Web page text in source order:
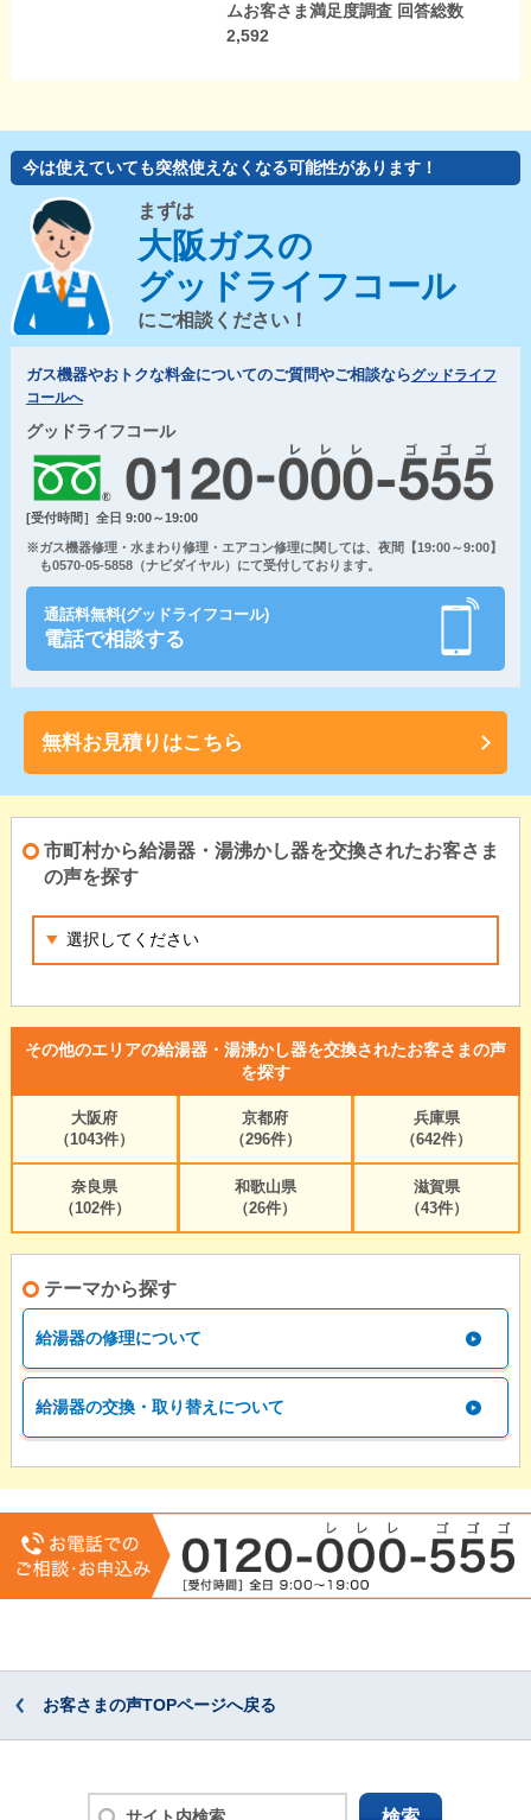
ムお客さま満足度調査 回答総数
2,592
今は使えていても突然使えなくなる可能性があります！
まずは
大阪ガスの
グッドライフコール
にご相談ください！
ガス機器やおトクな料金についてのご質問やご相談ならグッドライフ
コールへ
グッドライフコール
[受付時間］全日 9:00～19:00
※ガス機器修理・水まわり修理・エアコン修理に関しては、夜間【19:00～9:00】
も0570-05-5858（ナビダイヤル）にて受付しております。
通話料無料(グッドライフコール)
電話で相談する
無料お見積りはこちら
市町村から給湯器・湯沸かし器を交換されたお客さま
の声を探す
その他のエリアの給湯器・湯沸かし器を交換されたお客さまの声
を探す
大阪府
（1043件）
京都府
（296件）
兵庫県
（642件）
奈良県
（102件）
和歌山県
（26件）
滋賀県
（43件）
テーマから探す
給湯器の修理について
給湯器の交換・取り替えについて
お客さまの声TOPページへ戻る